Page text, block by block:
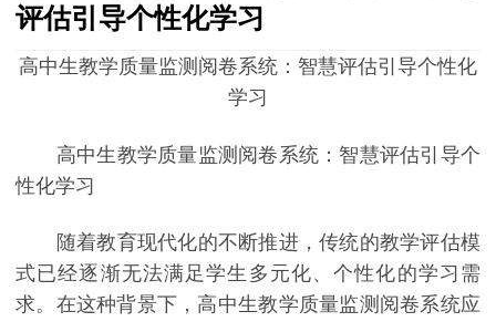
评估引导个性化学习
高中生教学质量监测阅卷系统：智慧评估引导个性化
学习
高中生教学质量监测阅卷系统：智慧评估引导个
性化学习
随着教育现代化的不断推进，传统的教学评估模
式已经逐渐无法满足学生多元化、个性化的学习需
求。在这种背景下，高中生教学质量监测阅卷系统应